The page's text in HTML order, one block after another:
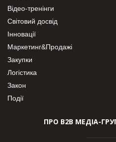
Відео-тренінги
Світовий досвід
Інновації
Маркетинг&Продажі
Закупки
Логістика
Закон
Події
ПРО В2В МЕДІА-